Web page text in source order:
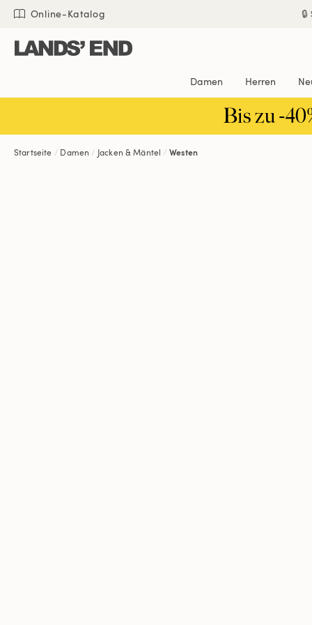
Direkt
Inhalt
Direkt
Navigation
Direkt
Suche
Online-Katalog
Damen Herren
Bis zu -
Startseite Damen Jacken & Mäntel Westen